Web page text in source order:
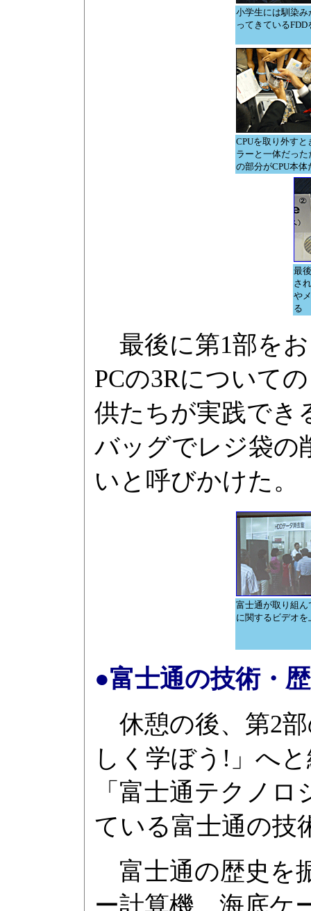
小学生には馴染み
ってきているFDD
CPUを取り外すと
ラーと一体だった
の部分がCPU本体
最
さ
や
る
最後に第1部を
PCの3Rについて
供たちが実践でき
バッグでレジ袋の
いと呼びかけた。
富士通が取り組ん
に関するビデオを
●富士通の技術・
休憩の後、第2
しく学ぼう!」へ
「富士通テクノ
ている富士通の技
富士通の歴史を
ー計算機、海底ケ